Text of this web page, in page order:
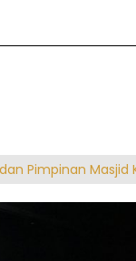
Pimpinan Masjid